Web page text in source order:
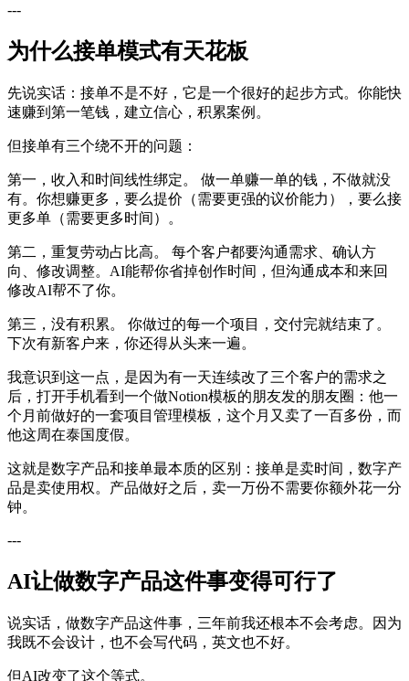
---
为什么接单模式有天花板
先说实话：接单不是不好，它是一个很好的起步方式。你能快
速赚到第一笔钱，建立信心，积累案例。
但接单有三个绕不开的问题：
第一，收入和时间线性绑定。 做一单赚一单的钱，不做就没
有。你想赚更多，要么提价（需要更强的议价能力），要么接
更多单（需要更多时间）。
第二，重复劳动占比高。 每个客户都要沟通需求、确认方
向、修改调整。AI能帮你省掉创作时间，但沟通成本和来回
修改AI帮不了你。
第三，没有积累。 你做过的每一个项目，交付完就结束了。
下次有新客户来，你还得从头来一遍。
我意识到这一点，是因为有一天连续改了三个客户的需求之
后，打开手机看到一个做Notion模板的朋友发的朋友圈：他一
个月前做好的一套项目管理模板，这个月又卖了一百多份，而
他这周在泰国度假。
这就是数字产品和接单最本质的区别：接单是卖时间，数字产
品是卖使用权。产品做好之后，卖一万份不需要你额外花一分
钟。
---
AI让做数字产品这件事变得可行了
说实话，做数字产品这件事，三年前我还根本不会考虑。因为
我既不会设计，也不会写代码，英文也不好。
但AI改变了这个等式。